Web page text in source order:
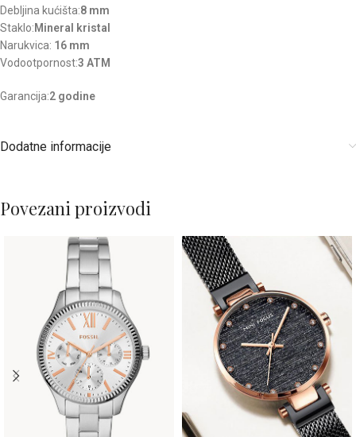
Debljina kućišta:8 mm
Staklo:Mineral kristal
Narukvica: 16 mm
Vodootpornost:3 ATM
Garancija:2 godine
Dodatne informacije
Povezani proizvodi